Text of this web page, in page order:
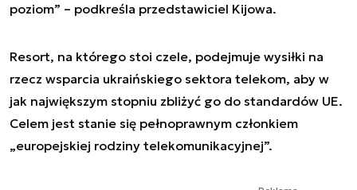
poziom” – podkreśla przedstawiciel Kijowa.
Resort, na którego stoi czele, podejmuje wysiłki na
rzecz wsparcia ukraińskiego sektora telekom, aby w
jak największym stopniu zbliżyć go do standardów UE.
Celem jest stanie się pełnoprawnym członkiem
„europejskiej rodziny telekomunikacyjnej”.